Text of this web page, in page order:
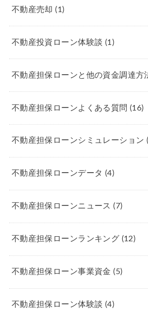
不動産売却(1)
不動産投資ローン体験談 (1)
不動産担保ローンと他の資金調達方
不動産担保ローンよくある質問(16)
不動産担保ローンシミュレーション
不動産担保ローンデータ (4)
不動産担保ローンニュース(7)
不動産担保ローンランキング (12)
不動産担保ローン事業資金(5)
不動産担保ローン体験談 (4)